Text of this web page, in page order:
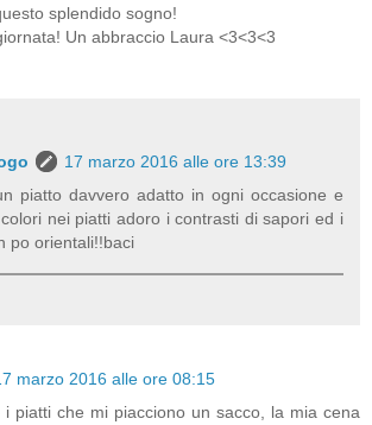
splendido sogno!
Un abbraccio Laura <3<3<3
17 marzo 2016 alle ore 13:39
piatto davvero adatto in ogni occasione e
nei piatti adoro i contrasti di sapori ed i
po orientali!!baci
marzo 2016 alle ore 08:15
i piatti che mi piacciono un sacco, la mia cena